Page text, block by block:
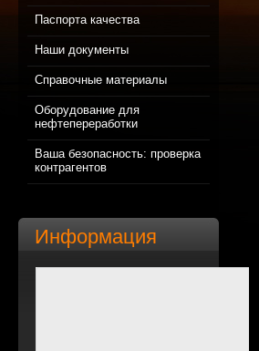
Паспорта качества
Наши документы
Справочные материалы
Оборудование для
нефтепереработки
Ваша безопасность: проверка
контрагентов
Информация